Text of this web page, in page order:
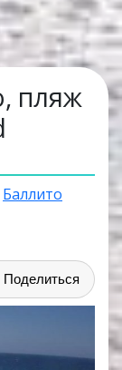
пляж
Баллито
Поделиться